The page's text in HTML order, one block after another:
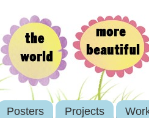
Posters Projects